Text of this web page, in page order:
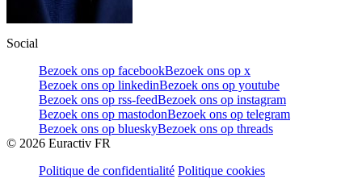
Social
Bezoek ons op facebookBezoek ons op x
Bezoek ons op linkedinBezoek ons op youtube
Bezoek ons op rss-feedBezoek ons op instagram
Bezoek ons op mastodonBezoek ons op telegram
Bezoek ons op blueskyBezoek ons op threads
© 2026 Euractiv FR
Politique de confidentialité Politique cookies